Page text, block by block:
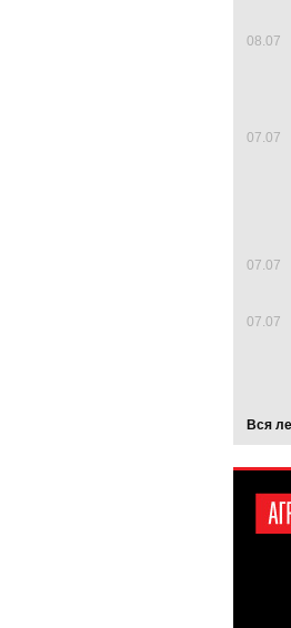
08.07
07.07
07.07
07.07
Вся